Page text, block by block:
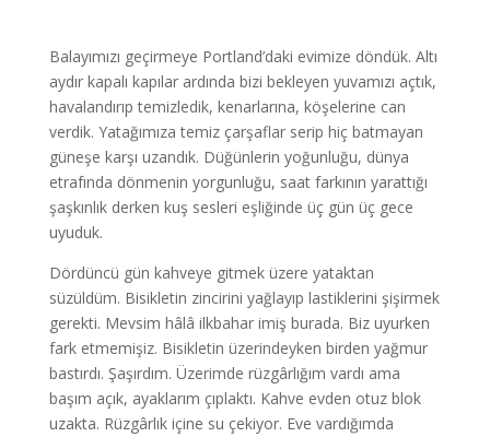
Balayımızı geçirmeye Portland’daki evimize döndük. Altı
aydır kapalı kapılar ardında bizi bekleyen yuvamızı açtık,
havalandırıp temizledik, kenarlarına, köşelerine can
verdik. Yatağımıza temiz çarşaflar serip hiç batmayan
güneşe karşı uzandık. Düğünlerin yoğunluğu, dünya
etrafında dönmenin yorgunluğu, saat farkının yarattığı
şaşkınlık derken kuş sesleri eşliğinde üç gün üç gece
uyuduk.
Dördüncü gün kahveye gitmek üzere yataktan
süzüldüm. Bisikletin zincirini yağlayıp lastiklerini şişirmek
gerekti. Mevsim hâlâ ilkbahar imiş burada. Biz uyurken
fark etmemişiz. Bisikletin üzerindeyken birden yağmur
bastırdı. Şaşırdım. Üzerimde rüzgârlığım vardı ama
başım açık, ayaklarım çıplaktı. Kahve evden otuz blok
uzakta. Rüzgârlık içine su çekiyor. Eve vardığımda